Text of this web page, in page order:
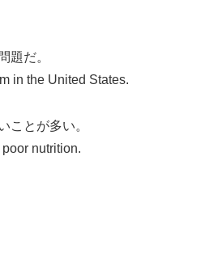
題だ。
in the United States.
ことが多い。
nutrition.